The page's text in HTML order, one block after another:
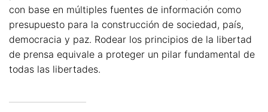
con base en múltiples fuentes de información como
presupuesto para la construcción de sociedad, país,
democracia y paz. Rodear los principios de la libertad
de prensa equivale a proteger un pilar fundamental de
todas las libertades.